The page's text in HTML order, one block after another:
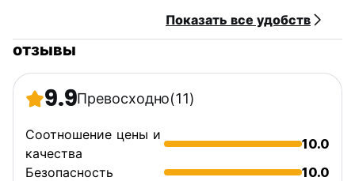
Показать все удобств
отзывы
9.9Превосходно(11)
Соотношение цены и
качества
10.0
Безопасность
10.0